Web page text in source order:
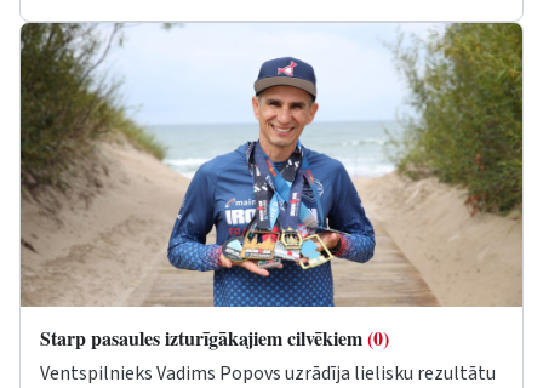
Starp pasaules izturīgākajiem cilvēkiem(0)
Ventspilnieks Vadims Popovs uzrādīja lielisku rezultātu